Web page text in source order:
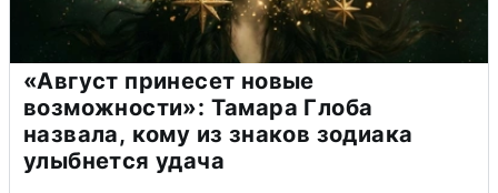
«Август принесет новые
возможности»: Тамара Глоба
назвала, кому из знаков зодиака
улыбнется удача